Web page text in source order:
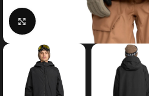
Κάντε κλικ για μεγέθυνση